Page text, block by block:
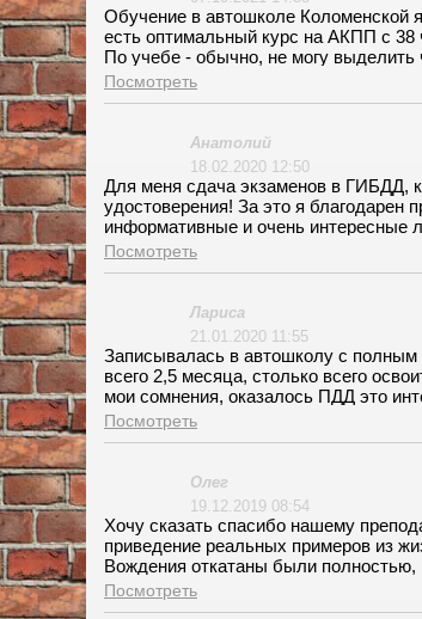
Обучение в автошколе Коломенской
есть оптимальный курс на АКПП с 38
По учебе - обычно, не могу выделить
только, что в группе было всего 10
допуск надо сдать внутренние
Посмотреть
Анатолий
18.02.2020 12:50
Для меня сдача экзаменов в ГИБДД,
удостоверения! За это я
информативные и очень интересные
от начала и со сдачей экзаменов,
далеко от метро, что очень удобно.
основательно. Внутренние
Наоборот, большое спасибо
Посмотреть
Лариса
21.01.2020 11:55
Записывалась в автошколу с полным
всего 2,5 месяца, столько всего
мои сомнения, оказалось ПДД это
разбором дорожных ситуаций из
Вождение я проходила на площадке
одновременно добрый, умеет
на той машине, на которой училась,
Спасибо моя драгоценная
Посмотреть
Олег
19.12.2019 08:54
Хочу сказать спасибо нашему
приведение реальных примеров из
Вождения откатаны были полностью,
доплат)), а еще нам выдали
себя автошкола, а еще мне
Посмотреть